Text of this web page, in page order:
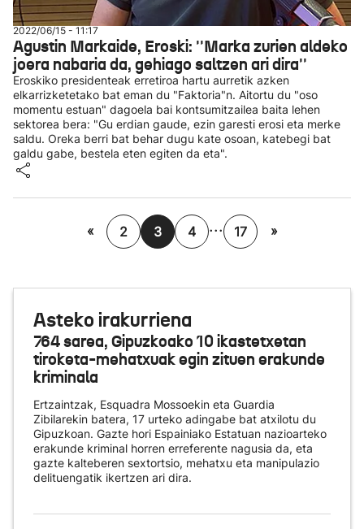
2022/06/15 - 11:17
Agustin Markaide, Eroski: ''Marka zurien aldeko
joera nabaria da, gehiago saltzen ari dira''
Eroskiko presidenteak erretiroa hartu aurretik azken
elkarrizketetako bat eman du "Faktoria"n. Aitortu du "oso
momentu estuan" dagoela bai kontsumitzailea baita lehen
sektorea bera: "Gu erdian gaude, ezin garesti erosi eta merke
saldu. Oreka berri bat behar dugu kate osoan, katebegi bat
galdu gabe, bestela eten egiten da eta".
« 2 3 4 ... 17 »
Asteko irakurriena
764 sarea, Gipuzkoako 10 ikastetxetan
tiroketa-mehatxuak egin zituen erakunde
kriminala
Ertzaintzak, Esquadra Mossoekin eta Guardia
Zibilarekin batera, 17 urteko adingabe bat atxilotu du
Gipuzkoan. Gazte hori Espainiako Estatuan nazioarteko
erakunde kriminal horren erreferente nagusia da, eta
gazte kalteberen sextortsio, mehatxu eta manipulazio
delituengatik ikertzen ari dira.